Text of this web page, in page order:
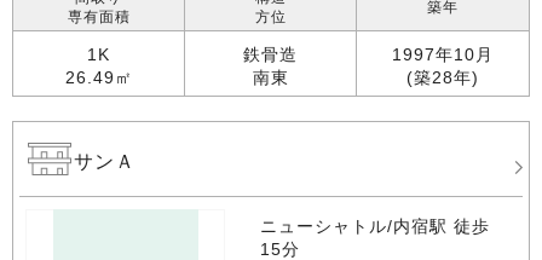
専有面積
1K
26.49㎡
方位
鉄骨造
南東
築年
1997年10月
(築28年)
サンＡ
ニューシャトル/内宿駅 徒歩
15分